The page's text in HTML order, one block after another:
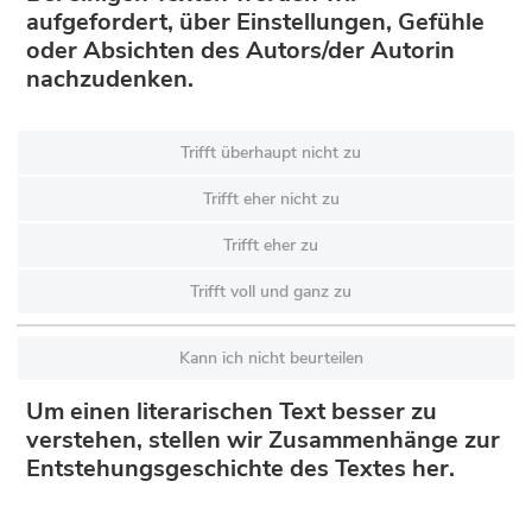
aufgefordert, über Einstellungen, Gefühle
oder Absichten des Autors/der Autorin
nachzudenken.
Trifft überhaupt nicht zu
Trifft eher nicht zu
Trifft eher zu
Trifft voll und ganz zu
Kann ich nicht beurteilen
Um einen literarischen Text besser zu
verstehen, stellen wir Zusammenhänge zur
Entstehungsgeschichte des Textes her.